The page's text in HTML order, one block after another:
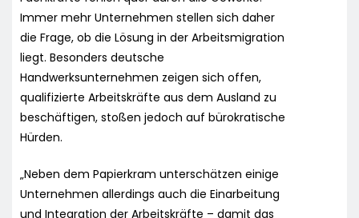
Immer mehr Unternehmen stellen sich daher
die Frage, ob die Lösung in der Arbeitsmigration
liegt. Besonders deutsche
Handwerksunternehmen zeigen sich offen,
qualifizierte Arbeitskräfte aus dem Ausland zu
beschäftigen, stoßen jedoch auf bürokratische
Hürden.
„Neben dem Papierkram unterschätzen einige
Unternehmen allerdings auch die Einarbeitung
und Integration der Arbeitskräfte – damit das